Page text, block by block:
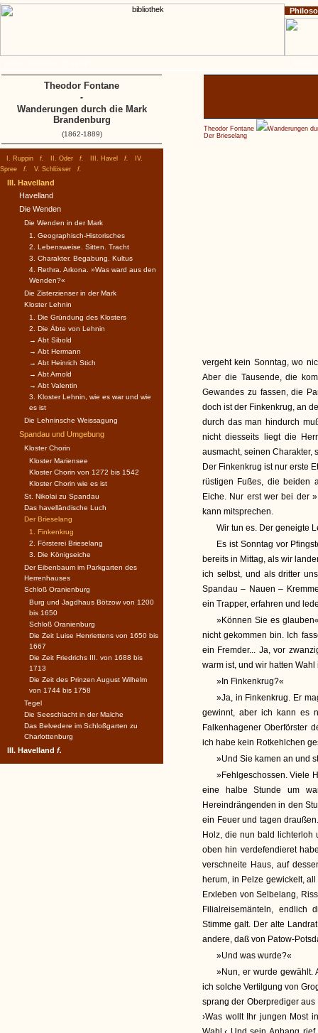
Theodor Fontane
Wanderungen
Der Brieselang
vergeht kein Sonntag, wo
Aber die Tausende, die
Gewandes zu fassen, die
doch ist der Finkenkrug, an
durch das man hindurch
nicht diesseits liegt die
ausmacht, seinen Charakter,
Der Finkenkrug ist nur erste
rüstigen Fußes, die beiden
Eiche. Nur erst wer bei der
kann mitsprechen.
Wir tun es. Der geneigte
Es ist Sonntag vor
bereits in Mittag, als wir
ich selbst, und als dritter
Spandau – Nauen –
ein Trapper, erfahren und
»Können Sie es
nicht gekommen bin. Ich
ein Fremder... Ja, vor
warm ist, und wir hatten
»In Finkenkrug?«
»Ja, in Finkenkrug. Er
gewinnt, aber ich kann es
Falkenhagener Oberförster
ich habe kein Rotkehlchen
»Und Sie kamen an und
»Fehlgeschossen. Viele
eine halbe Stunde um
Hereindrängenden in den
ein Feuer und tagen
Holz, die nun bald lichterloh
oben hin verdefendieret
verschneite Haus, auf
herum, in Pelze gewickelt,
Erxleben von Selbelang,
Filialreisemänteln, endlich
Stimme galt. Der alte
andere, daß von Patow-
»Und was wurde?«
»Nun, er wurde gewählt.
ich solche Vertilgung von
sprang der Oberprediger
›Was wollt Ihr jungen Most
I. Ruppin f. II. Oder f. III. Havel f.
IV.
Spree
f. V. Schlösser f.
III. Havelland
Havelland
Die Wenden
Die Wenden in der Mark
1. Geographisch-Historisches
2. Lebensweise. Sitten. Tracht
3. Charakter. Begabung. Kultus
4. Rethra. Arkona. »Was ward aus den
Wenden?«
Die Zisterzienser in der Mark
Kloster Lehnin
1. Die Gründung des Klosters
2. Die Äbte von Lehnin
→ Abt Sibold
→ Abt Hermann
→ Abt Heinrich Stich
→ Abt Arnold
→ Abt Valentin
3. Kloster Lehnin, wie es war und wie
es ist
Die Lehninsche Weissagung
Spandau und Umgebung
Kloster Chorin
Kloster Mariensee
Kloster Chorin von 1272 bis 1542
Kloster Chorin wie es ist
St. Nikolai zu Spandau
Das havelländische Luch
Der Brieselang
1. Finkenkrug
2. Försterei Brieselang
3. Die Königseiche
Der Eibenbaum im Parkgarten des
Herrenhauses
Schloß Oranienburg
Burg und Jagdhaus Bötzow von 1200
bis 1650
Schloß Oranienburg
Die Zeit Luise Henriettens von 1650 bis
1667
Die Zeit Friedrichs III. von 1688 bis
1713
Die Zeit des Prinzen August Wilhelm
von 1744 bis 1758
Tegel
Die Seeschlacht in der Malche
Das Belvedere im Schloßgarten zu
Charlottenburg
III. Havelland f.
Theodor Fontane
-
Wanderungen durch die Mark
Brandenburg
(1862-1889)